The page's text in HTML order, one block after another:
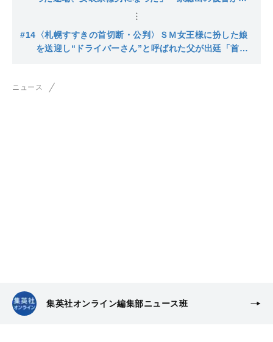
サイコパスか？ 皮が剥がれた首をもてあそぶ娘、その
#14 〈札幌すすきの首切断・公判〉ＳＭ女王様に扮した娘
を送迎し“ドライバーさん”と呼ばれた父が出廷「首を
性を襲うようなことはしていない」
ニュース
集英社オンライン編集部ニュース班